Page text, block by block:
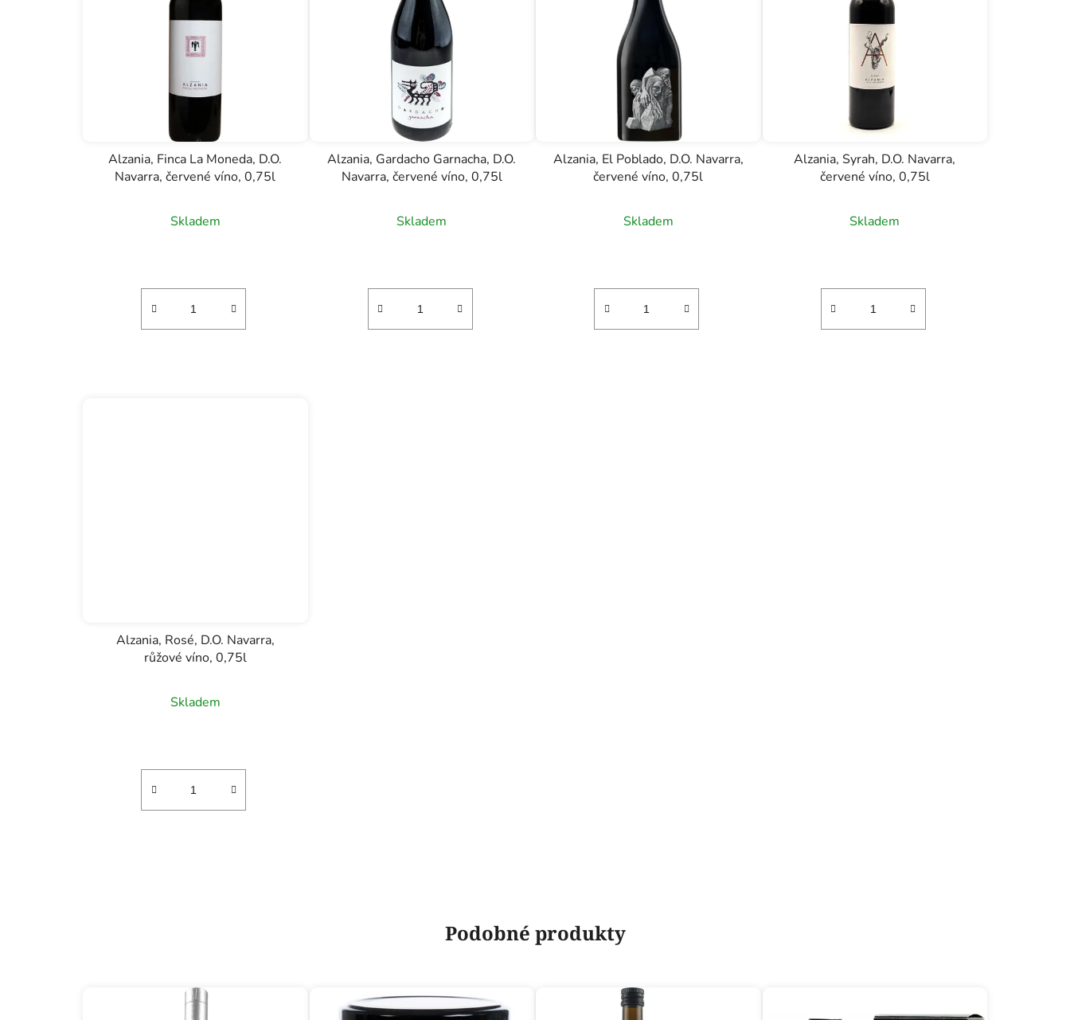
Alzania, Finca La Moneda, D.O.
Navarra, červené víno, 0,75l
Skladem
Alzania, Gardacho Garnacha, D.O.
Navarra, červené víno, 0,75l
Skladem
Alzania, El Poblado, D.O. Navarra,
červené víno, 0,75l
Skladem
Alzania, Syrah, D.O. Navarra,
červené víno, 0,75l
Skladem
Alzania, Rosé, D.O. Navarra,
růžové víno, 0,75l
Skladem
Podobné produkty